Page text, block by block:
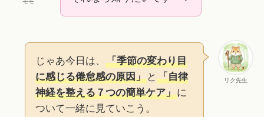
モモ
リク先生
じゃあ今日は、
「季節の変わり目
に感じる倦怠感の原因」と 「自律
神経を整える７つの簡単ケア」に
ついて一緒に見ていこう。